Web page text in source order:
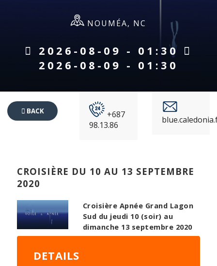
NOUMÉA, NC
2026-08-09 - 01:30
2026-08-09 - 01:30
BACK
+687
98.13.86
CROISIÈRE DU 10 AU 13 SEPTEMBRE
2020
Croisière Apnée Grand Lagon
Sud du jeudi 10 (soir) au
dimanche 13 septembre 2020
DETAILS